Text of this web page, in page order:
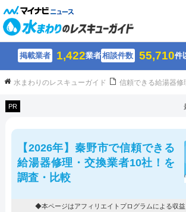
掲載業者 1,422業者相談件数 55,710件
水まわりのレスキューガイド 信頼できる給湯器
PR
【2026年】秦野市で信頼できる
給湯器修理・交換業者10社！を
調査・比較
◆本ページはアフィリエイトプログラムによる収益